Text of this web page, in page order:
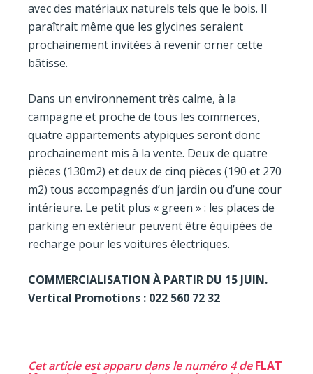
avec des matériaux naturels tels que le bois. Il
paraîtrait même que les glycines seraient
prochainement invitées à revenir orner cette
bâtisse.
Dans un environnement très calme, à la
campagne et proche de tous les commerces,
quatre appartements atypiques seront donc
prochainement mis à la vente. Deux de quatre
pièces (130m2) et deux de cinq pièces (190 et 270
m2) tous accompagnés d’un jardin ou d’une cour
intérieure. Le petit plus « green » : les places de
parking en extérieur peuvent être équipées de
recharge pour les voitures électriques.
COMMERCIALISATION À PARTIR DU 15 JUIN.
Vertical Promotions : 022 560 72 32
Cet article est apparu dans le numéro 4 deFLAT